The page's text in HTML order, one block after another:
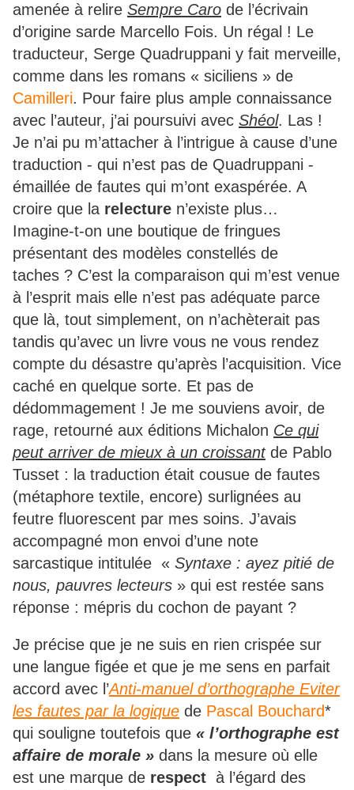
amenée à relire Sempre Caro de l’écrivain
d’origine sarde Marcello Fois. Un régal ! Le
traducteur, Serge Quadruppani y fait merveille,
comme dans les romans « siciliens » de
Camilleri. Pour faire plus ample connaissance
avec l’auteur, j’ai poursuivi avec Shéol. Las !
Je n’ai pu m’attacher à l’intrigue à cause d’une
traduction - qui n’est pas de Quadruppani -
émaillée de fautes qui m’ont exaspérée. A
croire que la relecture n’existe plus…
Imagine-t-on une boutique de fringues
présentant des modèles constellés de
taches ? C’est la comparaison qui m’est venue
à l’esprit mais elle n’est pas adéquate parce
que là, tout simplement, on n’achèterait pas
tandis qu’avec un livre vous ne vous rendez
compte du désastre qu’après l’acquisition. Vice
caché en quelque sorte. Et pas de
dédommagement ! Je me souviens avoir, de
rage, retourné aux éditions Michalon Ce qui
peut arriver de mieux à un croissantde Pablo
Tusset : la traduction était cousue de fautes
(métaphore textile, encore) surlignées au
feutre fluorescent par mes soins. J’avais
accompagné mon envoi d’une note
sarcastique intitulée « Syntaxe : ayez pitié de
nous, pauvres lecteurs » qui est restée sans
réponse : mépris du cochon de payant ?
Je précise que je ne suis en rien crispée sur
une langue figée et que je me sens en parfait
accord avec l’Anti-manuel d’orthographe Eviter
les fautes par la logique de Pascal Bouchard*
qui souligne toutefois que « l’orthographe est
affaire de morale » dans la mesure où elle
est une marque de respect à l’égard des